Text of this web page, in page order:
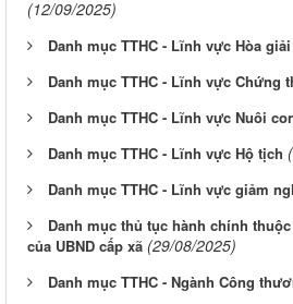
(12/09/2025)
Danh mục TTHC - Lĩnh vực Hòa
Danh mục TTHC - Lĩnh vực Chứng
Danh mục TTHC - Lĩnh vực Nuôi
Danh mục TTHC - Lĩnh vực Hộ tịch
Danh mục TTHC - Lĩnh vực giảm
Danh mục thủ tục hành chính
của UBND cấp xã (29/08/2025)
Danh mục TTHC - Ngành Công